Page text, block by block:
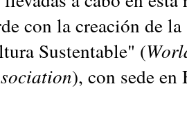
con la creación de
Sustentable" (
), con sede